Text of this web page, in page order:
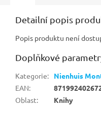
Detailní popis
Popis produktu není
Doplňkové
Kategorie:
Nienhuis
EAN:
Oblast: Knihy